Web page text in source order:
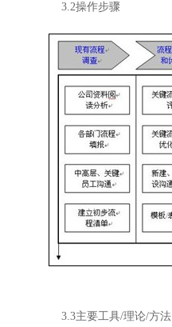
3.2操作步骤
3.3主要工具/理论/方法